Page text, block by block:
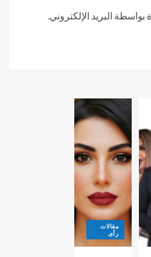
بواسطة البريد الإلكتروني.
مقالات
رأى